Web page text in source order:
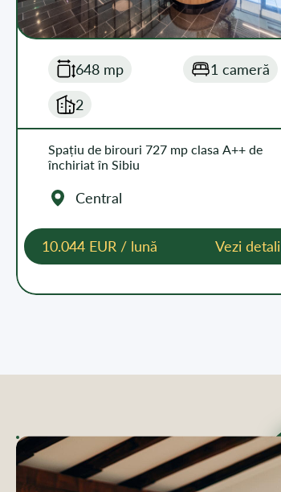
648 mp
1 cameră
2
Spațiu de birouri 727 mp clasa A++ de
închiriat în Sibiu
Central
10.044 EUR / lună Vezi